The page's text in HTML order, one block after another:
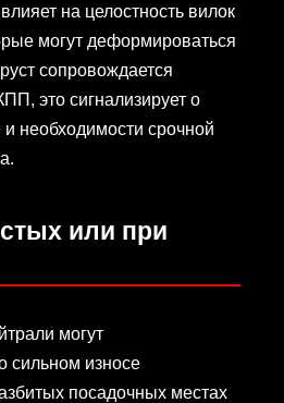
на целостность вилок
могут деформироваться
сопровождается
это сигнализирует о
и необходимости срочной
могут
сильном износе
посадочных местах